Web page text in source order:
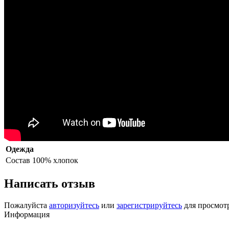
Одежда
Состав 100% хлопок
Написать отзыв
Пожалуйста авторизуйтесь или зарегистрируйтесь для
Информация